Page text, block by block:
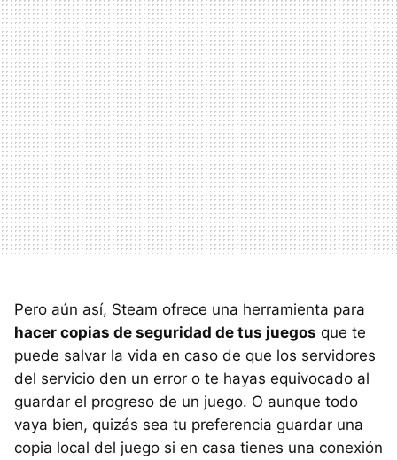
Pero aún así, Steam ofrece una herramienta para
hacer copias de seguridad de tus juegos que te
puede salvar la vida en caso de que los servidores
del servicio den un error o te hayas equivocado al
guardar el progreso de un juego. O aunque todo
vaya bien, quizás sea tu preferencia guardar una
copia local del juego si en casa tienes una conexión